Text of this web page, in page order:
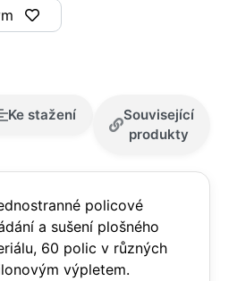
Ke stažení
Související
produkty
policové
a sušení plošného
60 polic v různých
výpletem.